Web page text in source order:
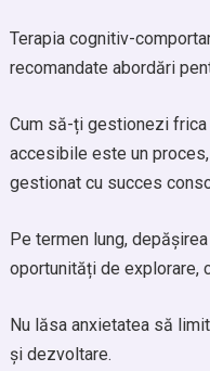
Terapia cognitiv-
recomandate abordări
Cum să-ți gestionezi
accesibile este un
gestionat cu succes
Pe termen lung,
oportunități de explorare,
Nu lăsa anxietatea să
și dezvoltare.